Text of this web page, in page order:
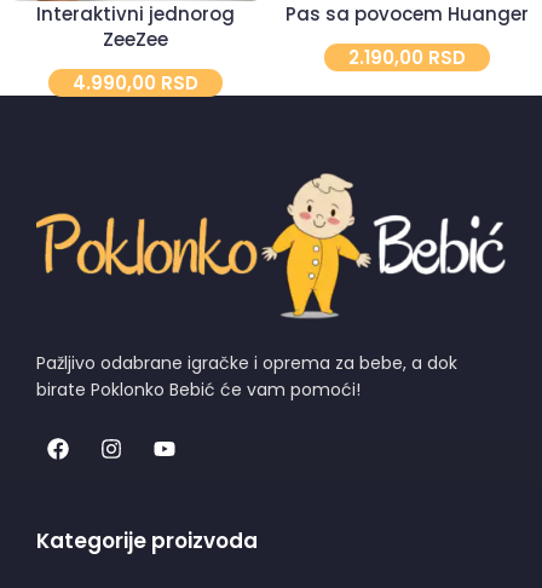
Interaktivni jednorog
ZeeZee
4.990,00 RSD
Pas sa povocem Huanger
2.190,00 RSD
Pažljivo odabrane igračke i oprema za bebe, a dok
birate Poklonko Bebić će vam pomoći!
Kategorije proizvoda